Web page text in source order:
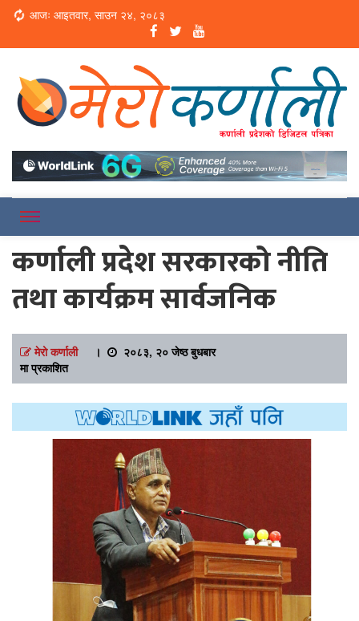
Loading...
आजः आइतवार, साउन २४, २०८३
Merokarnali
कर्णाली प्रदेश सरकारको नीति
तथा कार्यक्रम सार्वजनिक
मेरो कर्णाली।
२०८३, २० जेष्ठ बुधबार
मा प्रकाशित